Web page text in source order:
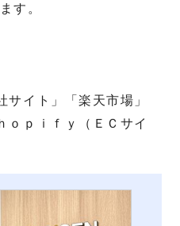
す。
イト」「楽天市場」
ｐｉｆｙ（ＥＣサイ